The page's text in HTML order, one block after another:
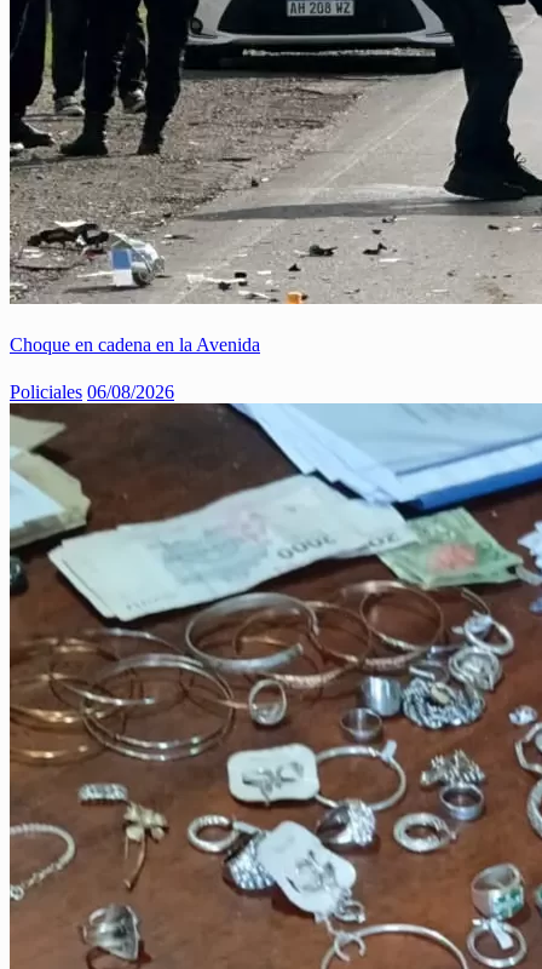
Choque en cadena en la Avenida
Policiales 06/08/2026